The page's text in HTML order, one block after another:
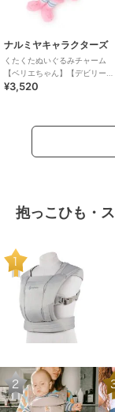
ナルミヤキャラクターズ
くたくたぬいぐるみチャーム
【ベリエちゃん】【デビリー
ちゃん】【ブルーベリエちゃ
¥3,520
抱っこひも・